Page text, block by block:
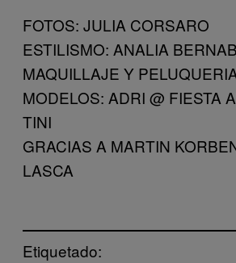
FOTOS: JULIA CORSARO
ESTILISMO: ANALIA
MAQUILLAJE Y
MODELOS: ADRI @ FIESTA
TINI
GRACIAS A MARTIN
LASCA
Etiquetado: